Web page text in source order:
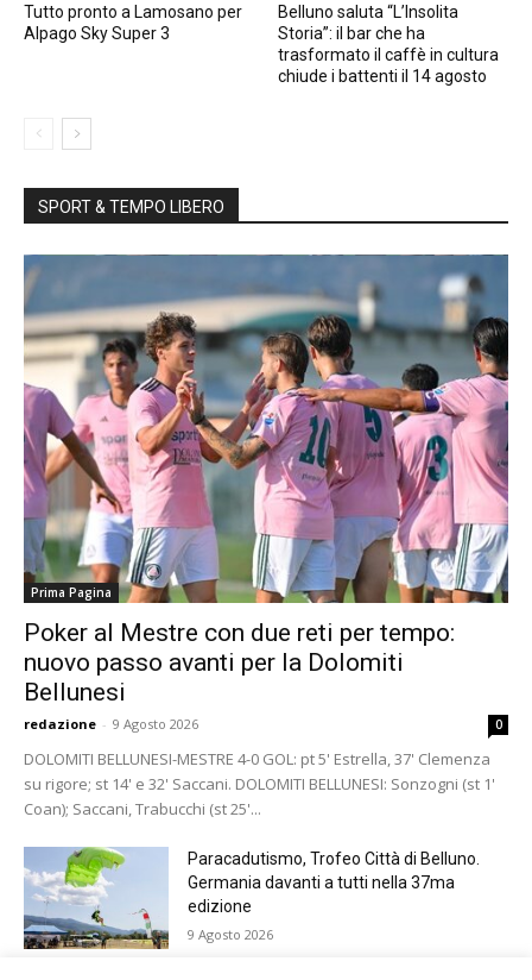
Tutto pronto a Lamosano per
Alpago Sky Super 3
Belluno saluta “L’Insolita
Storia”: il bar che ha
trasformato il caffè in cultura
chiude i battenti il 14 agosto
SPORT & TEMPO LIBERO
Prima Pagina
Poker al Mestre con due reti per tempo:
nuovo passo avanti per la Dolomiti
Bellunesi
redazione - 9 Agosto 2026 0
DOLOMITI BELLUNESI-MESTRE 4-0 GOL: pt 5' Estrella, 37' Clemenza
su rigore; st 14' e 32' Saccani. DOLOMITI BELLUNESI: Sonzogni (st 1'
Coan); Saccani, Trabucchi (st 25'...
Paracadutismo, Trofeo Città di Belluno.
Germania davanti a tutti nella 37ma
edizione
9 Agosto 2026